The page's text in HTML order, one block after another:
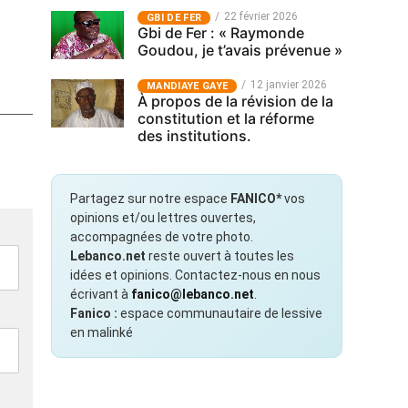
GBI DE FER 22 février 2026
Gbi de Fer : « Raymonde
Goudou, je t’avais prévenue »
MANDIAYE GAYE 12 janvier 2026
À propos de la révision de la
constitution et la réforme
des institutions.
Partagez sur notre espace FANICO*vos
opinions et/ou lettres ouvertes,
accompagnées de votre photo.
Lebanco.net reste ouvert à toutes les
idées et opinions. Contactez-nous en nous
écrivant à fanico@lebanco.net
Fanico : espace communautaire de lessive
en malinké